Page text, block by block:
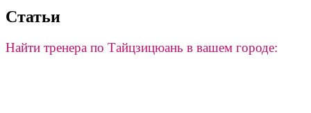
Статьи
Найти тренера по Тайцзицюань в вашем городе: